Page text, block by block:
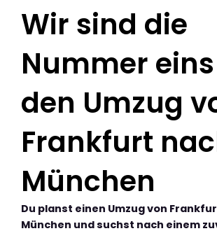
Wir sind die
Nummer
den Umzug
Frankfurt
München
Du planst einen Umzug von
München und suchst nach einem